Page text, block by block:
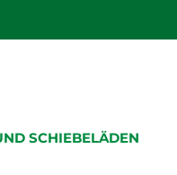
SCHIEBELÄDEN